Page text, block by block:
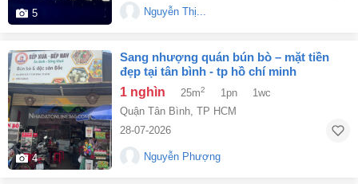
5 Nguyễn Thị...
4
sang nhượng quán bún bò – mặt tiền
đẹp tại tân bình - tp hồ chí minh
1 nghìn 25m2 1pn
1wc
Quận Tân Bình TP HCM
28-07-2026
Nguyễn Phượng